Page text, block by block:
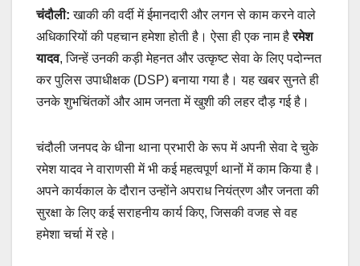
चंदौली: खाकी की वर्दी में ईमानदारी और लगन से काम करने वाले
अधिकारियों की पहचान हमेशा होती है। ऐसा ही एक नाम हैरमेश
यादव, जिन्हें उनकी कड़ी मेहनत और उत्कृष्ट सेवा के लिए पदोन्नत
कर पुलिस उपाधीक्षक (DSP) बनाया गया है। यह खबर सुनते ही
उनके शुभचिंतकों और आम जनता में खुशी की लहर दौड़ गई है।
चंदौली जनपद के धीना थाना प्रभारी के रूप में अपनी सेवा दे चुके
रमेश यादव ने वाराणसी में भी कई महत्वपूर्ण थानों में काम किया है।
अपने कार्यकाल के दौरान उन्होंने अपराध नियंत्रण और जनता की
सुरक्षा के लिए कई सराहनीय कार्य किए, जिसकी वजह से वह
हमेशा चर्चा में रहे।